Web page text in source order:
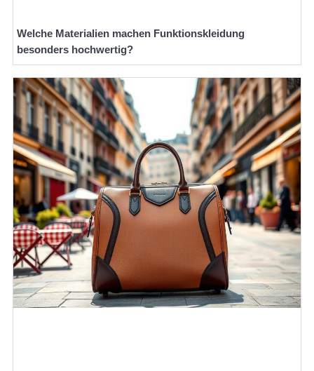
Welche Materialien machen Funktionskleidung
besonders hochwertig?